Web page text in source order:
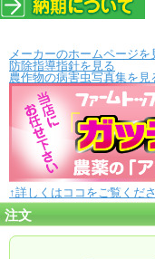
メーカーのホームページを
防除指導指針を見る
農作物の病害虫写真集を見
↑詳しくはココをご覧くださ
注文